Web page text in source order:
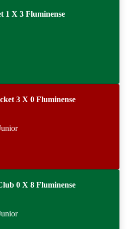
1 X 3 Fluminense
3 X 0 Fluminense
0 X 8 Fluminense